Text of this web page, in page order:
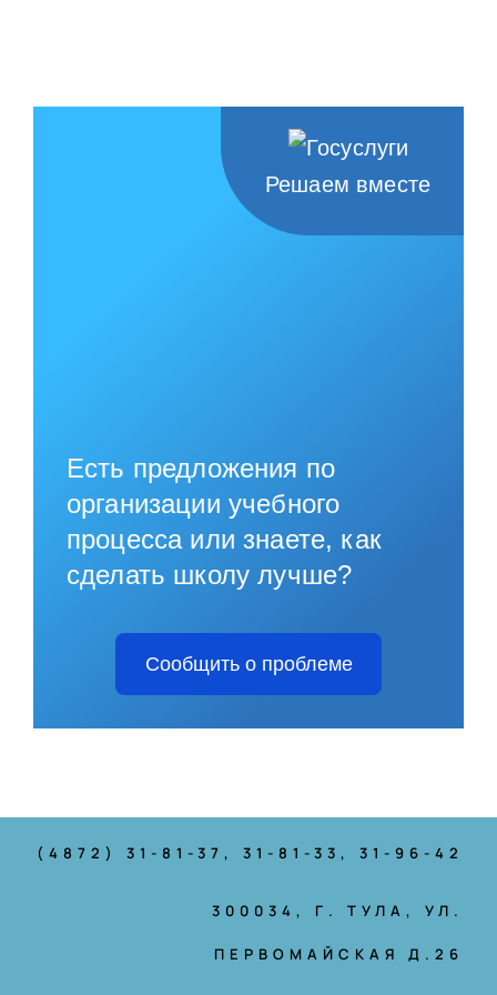
ОБУЧАЮЩИМСЯ
СВЕДЕНИЯ ОБ ОО
КОНТАКТЫ
ОТЗЫВЫ
Решаем вместе
Есть предложения по
организации учебного
процесса или знаете, как
сделать школу лучше?
Сообщить о проблеме
(4872) 31-81-37, 31-81-33, 31-96-42
300034, Г. ТУЛА, УЛ.
ПЕРВОМАЙСКАЯ Д.26